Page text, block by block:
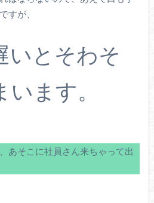
すが、
いとそわそ
ます。
あそこに社員さん来ちゃって出